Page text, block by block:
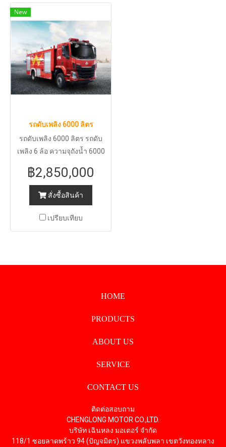
New
รถดับเพลิง 6000 ลิตร
รถดับเพลิง 6000 ลิตร รถดับ
เพลิง 6 ล้อ ความจุถังน้ำ 6000
เติมกรุณาติดต่อ ฝ่ายขาย 080-
020-6521 คุณกรวรรณ 092-
928-4788 คุณกนก
฿2,850,000
สั่งซื้อสินค้า
เปรียบเทียบ
HOME
PRODUCTS
ABOUT US
SERVICE
CONTACT US
ติดต่อสอบถาม
CHENGLONG MOTOR CO.,LTD.
บริษัท เฉินหลง มอเตอร์ จำกัด
118/1 ซอยลาดพร้าว 94 (ปัญจมิตร) แขวงพลับพลา เขตวังทองหลาง